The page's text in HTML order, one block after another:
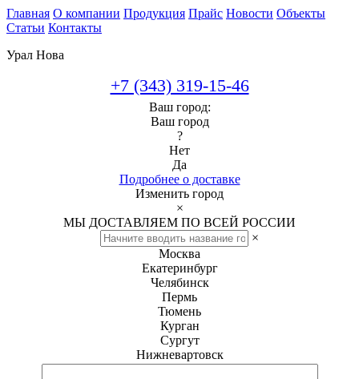
Главная О компании Продукция Прайс Новости Объекты
Статьи Контакты
Урал Нова
+7 (343) 319-15-46
Ваш город:
Ваш город
?
Нет
Да
Подробнее о доставке
Изменить город
×
МЫ ДОСТАВЛЯЕМ ПО ВСЕЙ РОССИИ
×
Москва
Екатеринбург
Челябинск
Пермь
Тюмень
Курган
Сургут
Нижневартовск